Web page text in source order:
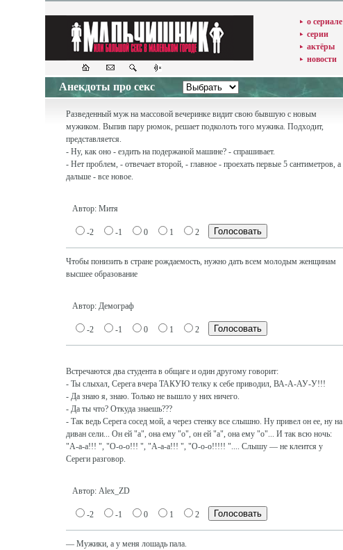
о сериале
серии
актёры
новости
Анекдоты про секс
Разведенный муж на массовой вечеринке видит свою бывшую с новым
мужиком. Выпив пару рюмок, решает подколоть того мужика. Подходит,
представляется.
- Ну, как оно - ездить на подержаной машине? - спрашивает.
- Нет проблем, - отвечает второй, - главное - проехать первые 5 сантиметров, а
дальше - все новое.
Автор: Митя
-2 -1 0 1 2
Чтобы понизить в стране рождаемость, нужно дать всем молодым женщинам
высшее образование
Автор: Демограф
-2 -1 0 1 2
Встречаются два студента в общаге и один другому говорит:
- Ты слыхал, Серега вчера ТАКУЮ телку к себе приводил, ВА-А-АУ-У!!!
- Да знаю я, знаю. Только не вышло у них ничего.
- Да ты что? Откуда знаешь???
- Так ведь Серега сосед мой, а через стенку все слышно. Ну привел он ее, ну на
диван сели... Он ей "а", она ему "о", он ей "а", она ему "о"... И так всю ночь:
"А-а-а!!! ", "О-о-о!!! ", "А-а-а!!! ", "О-о-о!!!!! ".... Слышу — не клеится у
Сереги разговор.
Автор: Alex_ZD
-2 -1 0 1 2
— Мужики, а у меня лошадь пала.